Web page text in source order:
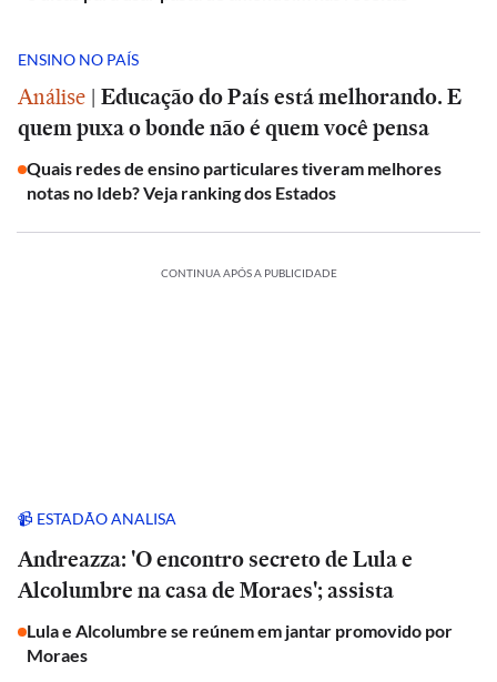
ENSINO NO PAÍS
Análise | Educação do País está melhorando. E
quem puxa o bonde não é quem você pensa
Quais redes de ensino particulares tiveram melhores
notas no Ideb? Veja ranking dos Estados
CONTINUA APÓS A PUBLICIDADE
📹 ESTADÃO ANALISA
Andreazza: 'O encontro secreto de Lula e
Alcolumbre na casa de Moraes'; assista
Lula e Alcolumbre se reúnem em jantar promovido por
Moraes